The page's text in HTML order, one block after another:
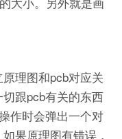
理图和pcb对应关
跟pcb有关的东西
作时会弹出一个对
果原理图有错误，